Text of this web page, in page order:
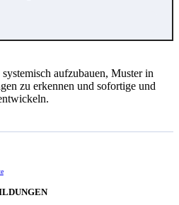
aufzubauen, Muster in
zu erkennen und sofortige und